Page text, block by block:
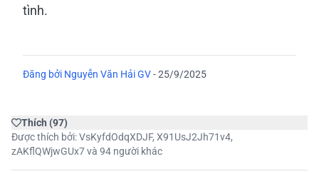
tình.
Đăng bởi Nguyễn Văn Hải GV-25/9/2025
Thích (97)
Được thích bởi:VsKyfdOdqXDJF, X91UsJ2Jh71v4,
zAKflQWjwGUx7và 94 người khác